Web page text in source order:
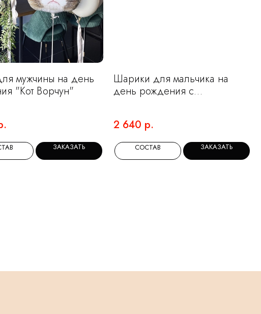
мужчины на день
"Кот Ворчун"
ЗАКАЗАТЬ
Шарики для мальчика на
день рождения с
2 640 р.
СОСТАВ ЗАКАЗАТЬ